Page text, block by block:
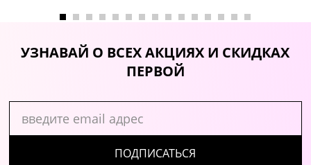
УЗНАВАЙ О ВСЕХ АКЦИЯХ И СКИДКАХ
ПЕРВОЙ
ПОДПИСАТЬСЯ